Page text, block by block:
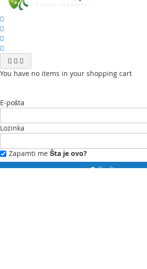
You have no items in your shopping cart
E-pošta
Lozinka
Zapamti me Šta je ovo?
Prijavite se